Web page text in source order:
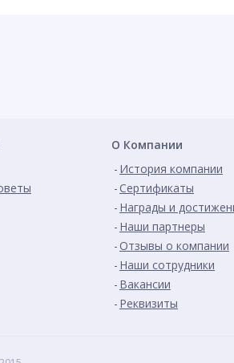
О Компании
История компании
Сертификаты
Награды и
Наши партнеры
Отзывы о компании
Наши сотрудники
Вакансии
Реквизиты